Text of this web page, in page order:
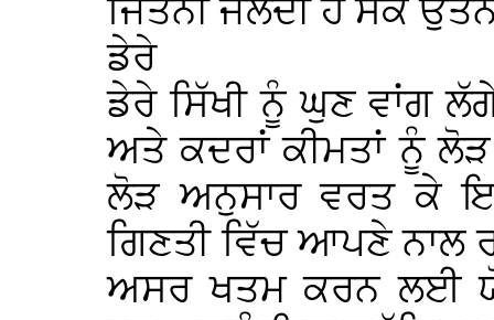
ਜਿਤਨੀ ਜਲਦੀ ਹੋ ਸਕੇ
ਡੇਰੇ
ਡੇਰੇ ਸਿੱਖੀ ਨੂੰ ਘੁਣ ਵਾਂਗ
ਅਤੇ ਕਦਰਾਂ ਕੀਮਤਾਂ ਨੂੰ
ਲੋੜ ਅਨੁਸਾਰ ਵਰਤ ਕੇ
ਗਿਣਤੀ ਵਿੱਚ ਆਪਣੇ ਨਾਲ
ਅਸਰ ਖਤਮ ਕਰਨ ਲਈ